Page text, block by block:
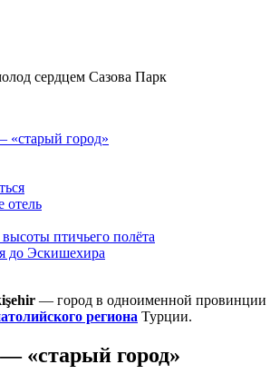
сердцем Сазова Парк
город»
отель
птичьего полёта
до Эскишехира
— город в одноименной провинции
региона Турции.
«старый город»